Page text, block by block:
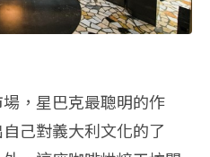
，星巴克最聰明的作
己對義大利文化的了